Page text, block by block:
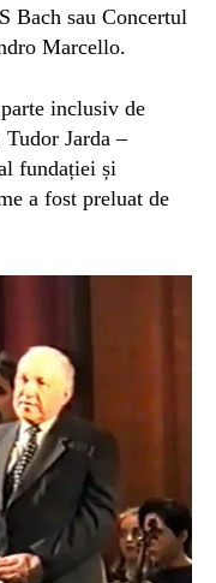
Bach sau Concertul
Marcello.
inclusiv de
Jarda –
fundației și
a fost preluat de